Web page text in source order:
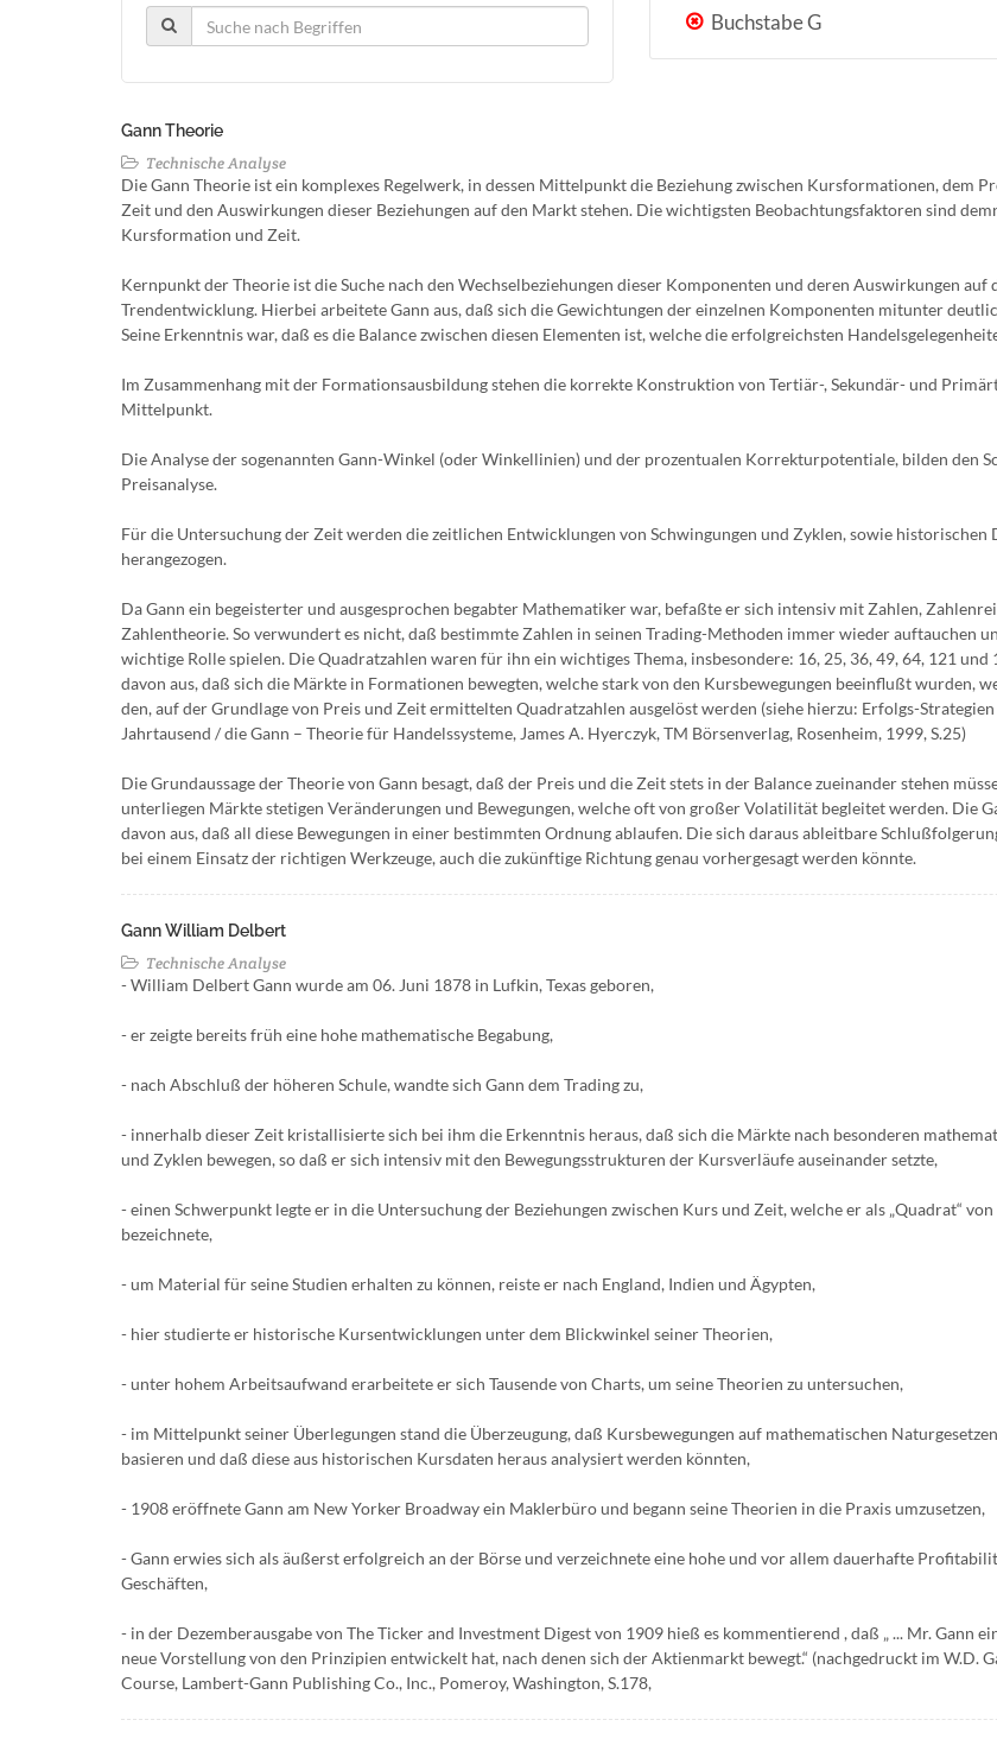
Buchstabe G
Gann Theorie
Technische Analyse
Die Gann Theorie ist ein komplexes Regelwerk, in dessen Mittelpunkt die Beziehung zwischen Kursformationen, dem
Zeit und den Auswirkungen dieser Beziehungen auf den Markt stehen. Die wichtigsten Beobachtungsfaktoren sind
Kursformation und Zeit.
Kernpunkt der Theorie ist die Suche nach den Wechselbeziehungen dieser Komponenten und deren Auswirkungen auf
Trendentwicklung. Hierbei arbeitete Gann aus, daß sich die Gewichtungen der einzelnen Komponenten mitunter
Seine Erkenntnis war, daß es die Balance zwischen diesen Elementen ist, welche die erfolgreichsten
Im Zusammenhang mit der Formationsausbildung stehen die korrekte Konstruktion von Tertiär-, Sekundär- und
Mittelpunkt.
Die Analyse der sogenannten Gann-Winkel (oder Winkellinien) und der prozentualen Korrekturpotentiale, bilden den
Preisanalyse.
Für die Untersuchung der Zeit werden die zeitlichen Entwicklungen von Schwingungen und Zyklen, sowie historischen
herangezogen.
Da Gann ein begeisterter und ausgesprochen begabter Mathematiker war, befaßte er sich intensiv mit Zahlen,
Zahlentheorie. So verwundert es nicht, daß bestimmte Zahlen in seinen Trading-Methoden immer wieder auftauchen
wichtige Rolle spielen. Die Quadratzahlen waren für ihn ein wichtiges Thema, insbesondere: 16, 25, 36, 49, 64, 121 und
davon aus, daß sich die Märkte in Formationen bewegten, welche stark von den Kursbewegungen beeinflußt wurden,
den, auf der Grundlage von Preis und Zeit ermittelten Quadratzahlen ausgelöst werden (siehe hierzu: Erfolgs-
Jahrtausend / die Gann – Theorie für Handelssysteme, James A. Hyerczyk, TM Börsenverlag, Rosenheim, 1999, S.25)
Die Grundaussage der Theorie von Gann besagt, daß der Preis und die Zeit stets in der Balance zueinander stehen
unterliegen Märkte stetigen Veränderungen und Bewegungen, welche oft von großer Volatilität begleitet werden. Die
davon aus, daß all diese Bewegungen in einer bestimmten Ordnung ablaufen. Die sich daraus ableitbare
bei einem Einsatz der richtigen Werkzeuge, auch die zukünftige Richtung genau vorhergesagt werden könnte.
Gann William Delbert
Technische Analyse
- William Delbert Gann wurde am 06. Juni 1878 in Lufkin, Texas geboren,
- er zeigte bereits früh eine hohe mathematische Begabung,
- nach Abschluß der höheren Schule, wandte sich Gann dem Trading zu,
- innerhalb dieser Zeit kristallisierte sich bei ihm die Erkenntnis heraus, daß sich die Märkte nach besonderen
und Zyklen bewegen, so daß er sich intensiv mit den Bewegungsstrukturen der Kursverläufe auseinander setzte,
- einen Schwerpunkt legte er in die Untersuchung der Beziehungen zwischen Kurs und Zeit, welche er als „Quadrat“
bezeichnete,
- um Material für seine Studien erhalten zu können, reiste er nach England, Indien und Ägypten,
- hier studierte er historische Kursentwicklungen unter dem Blickwinkel seiner Theorien,
- unter hohem Arbeitsaufwand erarbeitete er sich Tausende von Charts, um seine Theorien zu untersuchen,
- im Mittelpunkt seiner Überlegungen stand die Überzeugung, daß Kursbewegungen auf mathematischen
basieren und daß diese aus historischen Kursdaten heraus analysiert werden könnten,
- 1908 eröffnete Gann am New Yorker Broadway ein Maklerbüro und begann seine Theorien in die Praxis umzusetzen,
- Gann erwies sich als äußerst erfolgreich an der Börse und verzeichnete eine hohe und vor allem dauerhafte
Geschäften,
- in der Dezemberausgabe von The Ticker and Investment Digest von 1909 hieß es kommentierend , daß „ ... Mr. Gann
neue Vorstellung von den Prinzipien entwickelt hat, nach denen sich der Aktienmarkt bewegt.“ (nachgedruckt im W.D.
Course, Lambert-Gann Publishing Co., Inc., Pomeroy, Washington, S.178,